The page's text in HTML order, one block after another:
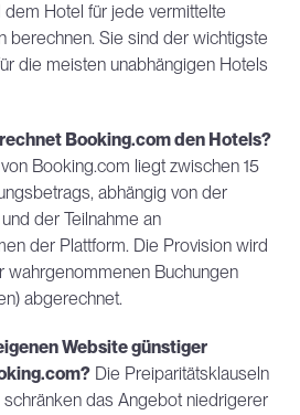
dem Hotel für jede vermittelte
berechnen. Sie sind der wichtigste
die meisten unabhängigen Hotels
Booking.com den Hotels?
Booking.com liegt zwischen 15
abhängig von der
der Teilnahme an
der Plattform. Die Provision wird
wahrgenommenen Buchungen
abgerechnet.
Website günstiger
Die Preiparitätsklauseln
schränken das Angebot niedrigerer